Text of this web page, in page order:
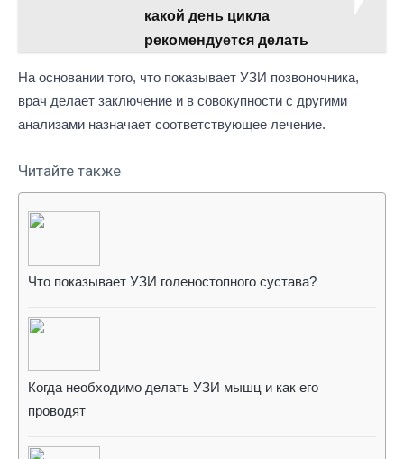
какой день цикла
рекомендуется делать
На основании того, что показывает УЗИ позвоночника,
врач делает заключение и в совокупности с другими
анализами назначает соответствующее лечение.
Читайте также
Что показывает УЗИ голеностопного сустава?
Когда необходимо делать УЗИ мышц и как его
проводят